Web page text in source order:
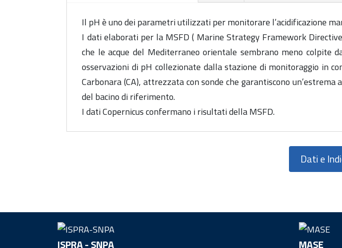
Il pH è uno dei parametri utilizzati per monitorare l’acidificazione
I dati elaborati per la MSFD ( Marine Strategy Framework
che le acque del Mediterraneo orientale sembrano meno colpite
osservazioni di pH collezionate dalla stazione di monitoraggio in
Carbonara (CA), attrezzata con sonde che garantiscono
del bacino di riferimento.
I dati Copernicus confermano i risultati della MSFD.
Dati e
ISPRA - SNPA MASE